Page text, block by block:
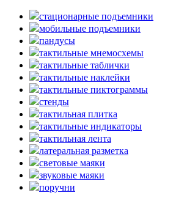
стационарные подъемники
мобильные подъемники
пандусы
тактильные мнемосхемы
тактильные таблички
тактильные наклейки
тактильные пиктограммы
стенды
тактильная плитка
тактильные индикаторы
тактильная лента
латеральная разметка
световые маяки
звуковые маяки
поручни